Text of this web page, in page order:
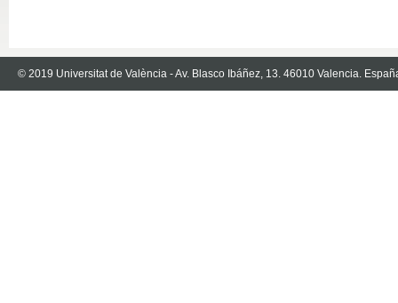
© 2019 Universitat de València - Av. Blasco Ibáñez, 13. 46010 Valencia.